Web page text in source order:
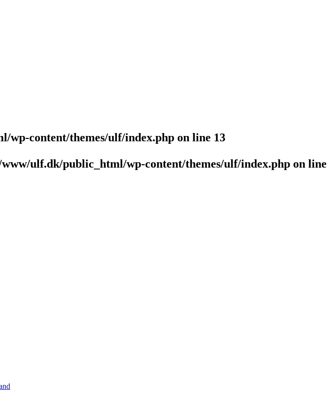
wp-content/themes/ulf/index.php on line 13
ulf.dk/public_html/wp-content/themes/ulf/index.php on line